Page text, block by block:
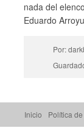
nada del
Eduardo
Por:
Inicio Política